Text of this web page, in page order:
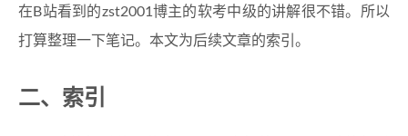
在B站看到的zst2001博主的软考中级的讲解很不错。所以
打算整理一下笔记。本文为后续文章的索引。
二、索引